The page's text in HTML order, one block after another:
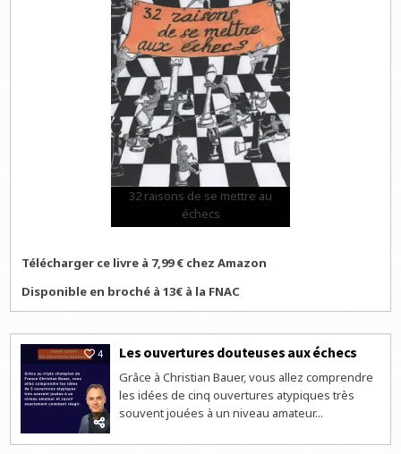
32 raisons de se mettre au
échecs
Télécharger ce livre à 7,99 € chez Amazon
Disponible en broché à 13€ à la FNAC
4 Les ouvertures douteuses aux échecs
Grâce à Christian Bauer, vous allez comprendre
les idées de cinq ouvertures atypiques très
souvent jouées à un niveau amateur...